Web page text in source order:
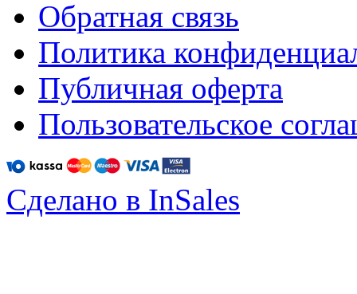
Обратная связь
Политика
Публичная оферта
Пользовательское
Сделано в InSales